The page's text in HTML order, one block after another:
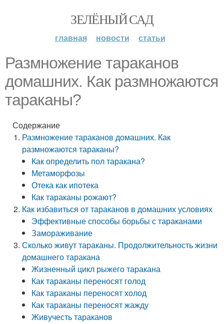
ЗЕЛЁНЫЙ САД
главная новости статьи
Размножение тараканов
домашних. Как размножаются
тараканы?
Содержание
Размножение тараканов домашних. Как
размножаются тараканы?
Как определить пол таракана?
Метаморфозы
Отека как ипотека
Как тараканы рожают?
Как избавиться от тараканов в домашних условиях
Эффективные способы борьбы с тараканами
Замораживание
Сколько живут тараканы. Продолжительность жизни
домашнего таракана
Жизненный цикл рыжего таракана
Как тараканы переносят голод
Как тараканы переносят холод
Как тараканы переносят жажду
Живучесть тараканов